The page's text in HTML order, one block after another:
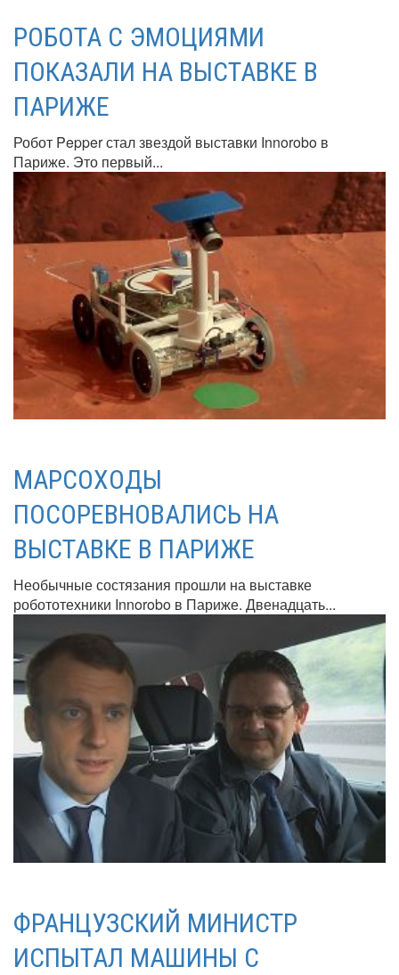
РОБОТА С ЭМОЦИЯМИ
ПОКАЗАЛИ НА ВЫСТАВКЕ В
ПАРИЖЕ
Робот Pepper стал звездой выставки Innorobo в
Париже. Это первый...
МАРСОХОДЫ
ПОСОРЕВНОВАЛИСЬ НА
ВЫСТАВКЕ В ПАРИЖЕ
Необычные состязания прошли на выставке
робототехники Innorobo в Париже. Двенадцать...
ФРАНЦУЗСКИЙ МИНИСТР
ИСПЫТАЛ МАШИНЫ С